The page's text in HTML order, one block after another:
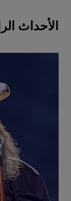
الأحداث